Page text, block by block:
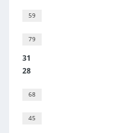
59
79
31
28
68
45